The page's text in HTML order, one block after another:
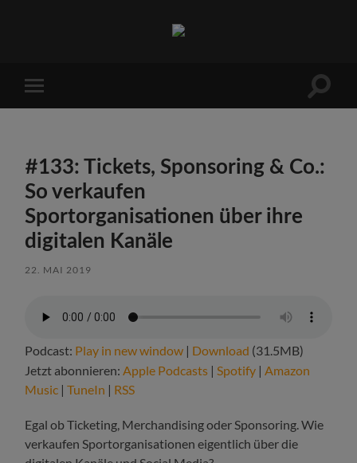
Sports
Mobile-
Menü
#133: Tickets, Sponsoring & Co.:
So verkaufen
Sportorganisationen über ihre
digitalen Kanäle
22. MAI 2019
Podcast: Play in new window | Download (31.5MB)
Jetzt abonnieren: Apple Podcasts | Spotify | Amazon
Music |TuneIn | RSS
Egal ob Ticketing, Merchandising oder Sponsoring. Wie
verkaufen Sportorganisationen eigentlich über die